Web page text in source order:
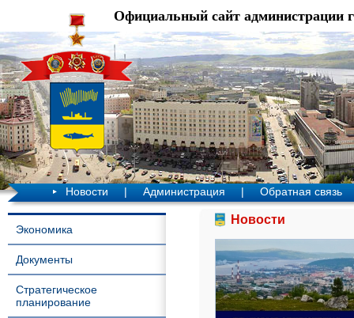
Официальный сайт администрации
Новости | Администрация | Обратная связь
Экономика
Документы
Стратегическое
планирование
Новости